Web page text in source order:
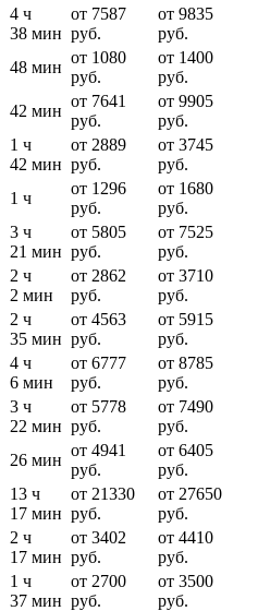
4 ч
38 мин
от 7587
руб.
от 9835
руб.
48 мин
от 1080
руб.
от 1400
руб.
42 мин
от 7641
руб.
от 9905
руб.
1 ч
42 мин
от 2889
руб.
от 3745
руб.
1 ч
от 1296
руб.
от 1680
руб.
3 ч
21 мин
от 5805
руб.
от 7525
руб.
2 ч
2 мин
от 2862
руб.
от 3710
руб.
2 ч
35 мин
от 4563
руб.
от 5915
руб.
4 ч
6 мин
от 6777
руб.
от 8785
руб.
3 ч
22 мин
от 5778
руб.
от 7490
руб.
26 мин
от 4941
руб.
от 6405
руб.
13 ч
17 мин
от 21330
руб.
от 27650
руб.
2 ч
17 мин
от 3402
руб.
от 4410
руб.
1 ч
37 мин
от 2700
руб.
от 3500
руб.